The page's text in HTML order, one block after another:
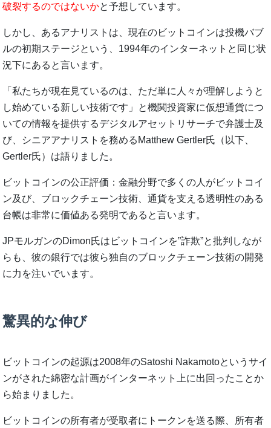
破裂するのではないかと予想しています。
しかし、あるアナリストは、現在のビットコインは投機バブ
ルの初期ステージという、1994年のインターネットと同じ状
況下にあると言います。
「私たちが現在見ているのは、ただ単に人々が理解しようと
し始めている新しい技術です」と機関投資家に仮想通貨につ
いての情報を提供するデジタルアセットリサーチで弁護士及
び、シニアアナリストを務めるMatthew Gertler氏（以下、
Gertler氏）は語りました。
ビットコインの公正評価：金融分野で多くの人がビットコイ
ン及び、ブロックチェーン技術、通貨を支える透明性のある
台帳は非常に価値ある発明であると言います。
JPモルガンのDimon氏はビットコインを”詐欺”と批判しなが
らも、彼の銀行では彼ら独自のブロックチェーン技術の開発
に力を注いでいます。
驚異的な伸び
ビットコインの起源は2008年のSatoshi Nakamotoというサイ
ンがされた綿密な計画がインターネット上に出回ったことか
ら始まりました。
ビットコインの所有者が受取者にトークンを送る際、所有者